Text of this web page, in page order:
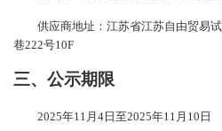
供应商地址： 江苏省江苏自由贸易
巷222号10F
三、公示期限
2025年11 月 4 日至2025年11 月 10 日